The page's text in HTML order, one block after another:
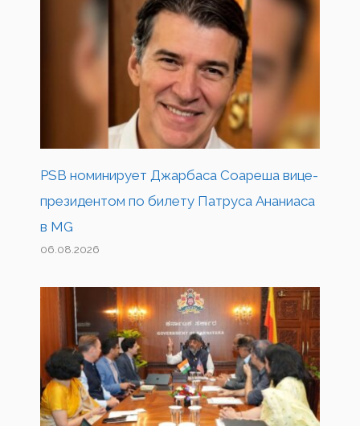
PSB номинирует Джарбаса Соареша вице-
президентом по билету Патруса Ананиаса
в MG
06.08.2026